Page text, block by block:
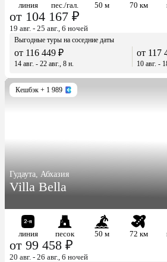
линия пес./гал. 50 м 70 км
от 104 167 ₽
19 авг. - 25 авг., 6 ночей
Выгодные туры на соседние даты
от 116 449 ₽
14 авг. - 22 авг., 8 н.
от 117
10 авг. -
Кешбэк + 1 989
Гудаута, Абхазия
Villa Bella
линия песок 50 м 72 км
от 99 458 ₽
20 авг. - 26 авг., 6 ночей